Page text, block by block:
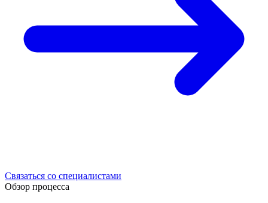
Связаться со специалистами
Обзор процесса